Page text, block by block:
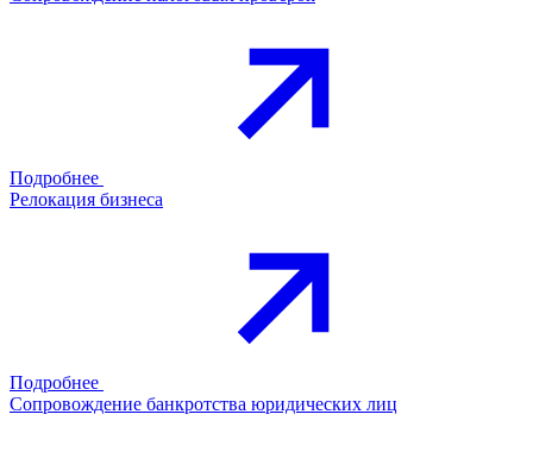
Подробнее
Релокация бизнеса
Подробнее
Сопровождение банкротства юридических лиц